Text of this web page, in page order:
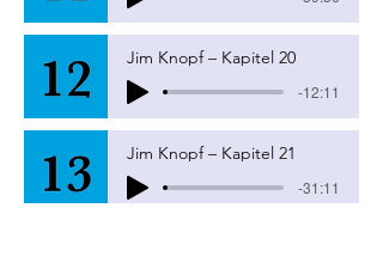
Jim Knopf – Kapitel 20
-12:11
Jim Knopf – Kapitel 21
-31:11